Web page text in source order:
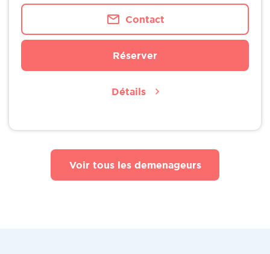
Contact
Réserver
Détails
Voir tous les demenageurs